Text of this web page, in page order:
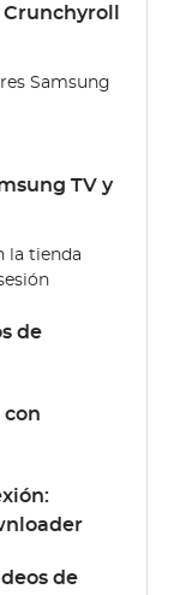
Samsung
TV y
la tienda
de
con
de